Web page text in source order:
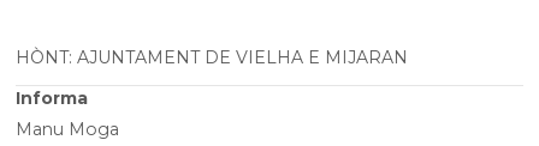
HÒNT: AJUNTAMENT DE VIELHA E MIJARAN
Informa
Manu Moga